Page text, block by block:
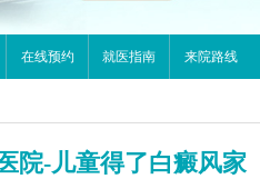
在线预约 就医指南 来院路线
院-儿童得了白癜风家